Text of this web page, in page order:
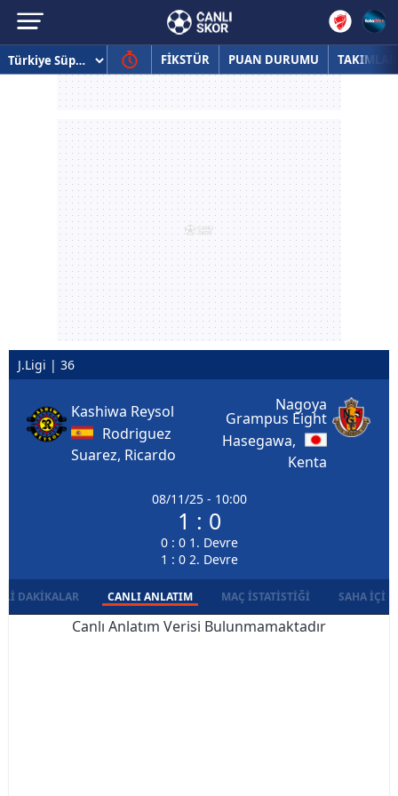
FİKSTÜR PUAN DURUMU TAKIMLAR
J.Ligi | 36
Kashiwa Reysol
Rodriguez
Suarez, Ricardo
08/11/25 - 10:00
1 : 0
0 : 0 1. Devre
1 : 0 2. Devre
Nagoya
Grampus Eight
Hasegawa,
Kenta
DAKIKALAR CANLI ANLATIM MAÇ İSTATISTIĞI SAHA İÇI
Canlı Anlatım Verisi Bulunmamaktadır